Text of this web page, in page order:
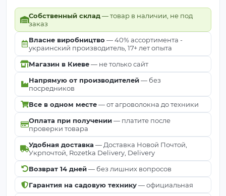
Собственный склад— товар в наличии, не под
заказ
Власне виробництво — 40% ассортимента -
украинский производитель, 17+ лет опыта
Магазин в Киеве— не только сайт
Напрямую от производителей— без
посредников
Все в одном месте— от агроволокна до техники
Оплата при получении— платите после
проверки товара
Удобная доставка — Доставка Новой Почтой,
Укрпочтой, Rozetka Delivery, Delivery
Возврат 14 дней— без лишних вопросов
Гарантия на садовую технику— официальная